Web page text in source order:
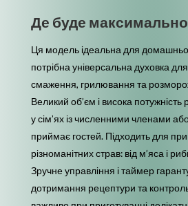
Де буде
Ця модель ідеальна для
потрібна універсальна духовка
смаження, грилювання та
Великий об’єм і висока потужність
у сім’ях із численними членами
приймає гостей. Підходить для
різноманітних страв: від м’яса і
Зручне управління і таймер
дотримання рецептури та